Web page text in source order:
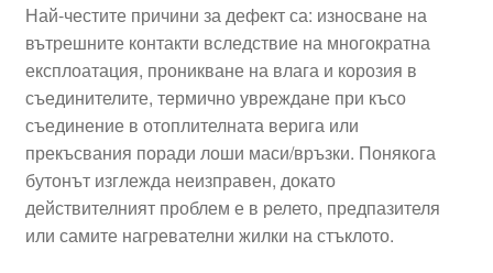
Най-честите причини за дефект са: износване на
вътрешните контакти вследствие на многократна
експлоатация, проникване на влага и корозия в
съединителите, термично увреждане при късо
съединение в отоплителната верига или
прекъсвания поради лоши маси/връзки. Понякога
бутонът изглежда неизправен, докато
действителният проблем е в релето, предпазителя
или самите нагревателни жилки на стъклото.